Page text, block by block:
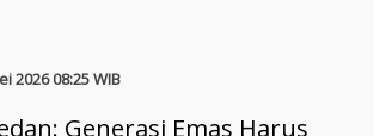
2026 08:25 WIB